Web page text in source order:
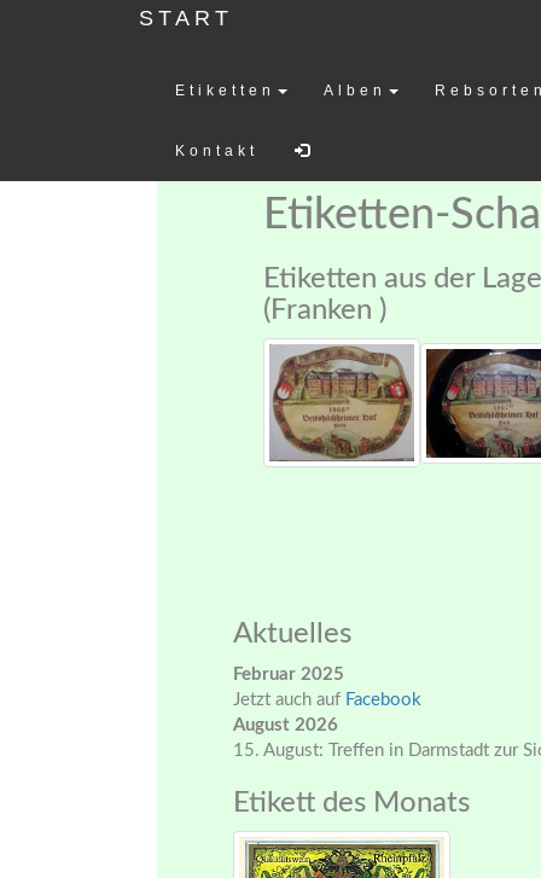
START
Etiketten Alben
Kontakt
Etiketten-
Etiketten aus der
(Franken )
Aktuelles
Februar 2025
Jetzt auch auf Facebook
August 2026
15. August: Treffen in Darmstadt zur
Etikett des Monats